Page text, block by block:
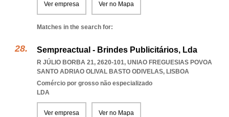
Ver empresa Ver no Mapa
Matches in the search for:
Sempreactual - Brindes Publicitários, Lda
R JÚLIO BORBA 21, 2620-101, UNIAO FREGUESIAS POVOA
SANTO ADRIAO OLIVAL BASTO ODIVELAS, LISBOA
Comércio por grosso não especializado
LDA
Ver empresa Ver no Mapa